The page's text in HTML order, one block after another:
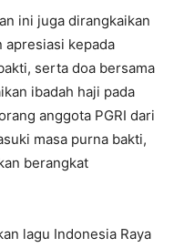
ini juga dirangkaikan
apresiasi kepada
serta doa bersama
ibadah haji pada
anggota PGRI dari
masa purna bakti,
berangkat
lagu Indonesia Raya